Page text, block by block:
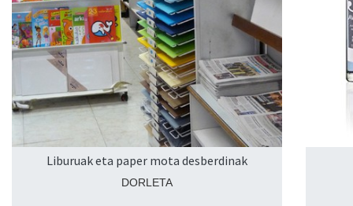
Liburuak eta paper mota desberdinak
DORLETA